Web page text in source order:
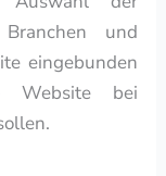
und
eingebunden
Website bei